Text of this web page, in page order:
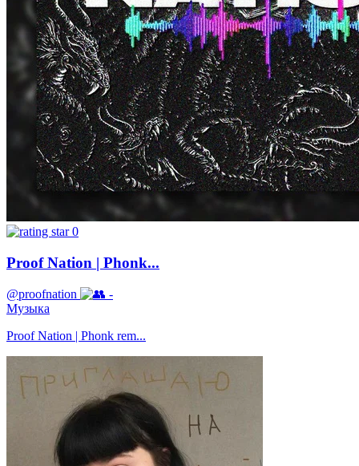
0
Proof Nation | Phonk...
@proofnation
-
Музыка
Proof Nation | Phonk rem...